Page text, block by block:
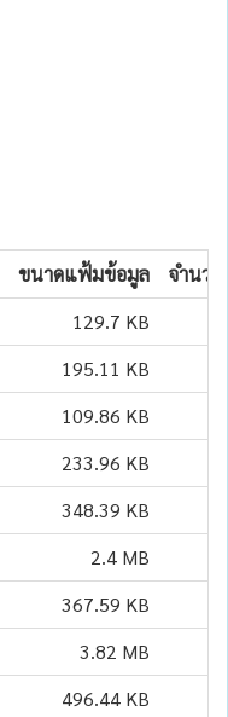
ขนาดแฟ้มข้อมูล
จำนวน
129.7 KB
195.11 KB
109.86 KB
233.96 KB
348.39 KB
2.4 MB
367.59 KB
3.82 MB
496.44 KB